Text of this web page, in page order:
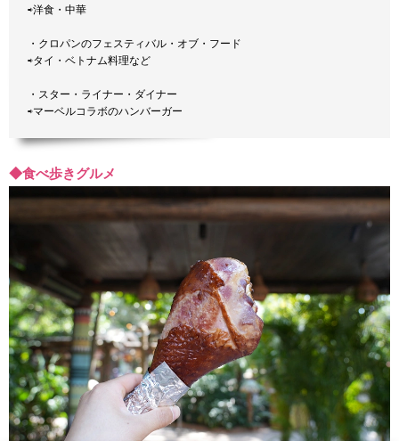
⇨洋食・中華
・クロパンのフェスティバル・オブ・フード
⇨タイ・ベトナム料理など
・スター・ライナー・ダイナー
⇨マーベルコラボのハンバーガー
◆食べ歩きグルメ